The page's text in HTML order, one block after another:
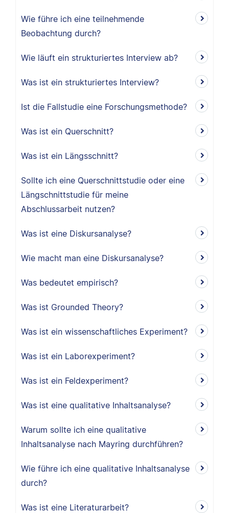
Wie führe ich eine teilnehmende
Beobachtung durch?
Wie läuft ein strukturiertes Interview ab?
Was ist ein strukturiertes Interview?
Ist die Fallstudie eine Forschungsmethode?
Was ist ein Querschnitt?
Was ist ein Längsschnitt?
Sollte ich eine Querschnittstudie oder eine
Längschnittstudie für meine
Abschlussarbeit nutzen?
Was ist eine Diskursanalyse?
Wie macht man eine Diskursanalyse?
Was bedeutet empirisch?
Was ist Grounded Theory?
Was ist ein wissenschaftliches Experiment?
Was ist ein Laborexperiment?
Was ist ein Feldexperiment?
Was ist eine qualitative Inhaltsanalyse?
Warum sollte ich eine qualitative
Inhaltsanalyse nach Mayring durchführen?
Wie führe ich eine qualitative Inhaltsanalyse
durch?
Was ist eine Literaturarbeit?